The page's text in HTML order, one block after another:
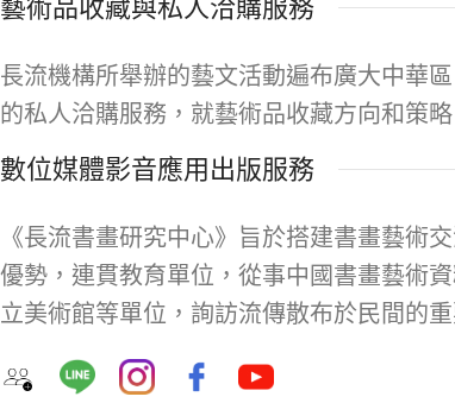
藝術品收藏與私人洽購服務
長流機構所舉辦的藝文活動遍布廣大中華
的私人洽購服務，就藝術品收藏方向和策
數位媒體影音應用出版服務
《長流書畫研究中心》旨於搭建書畫藝術
優勢，連貫教育單位，從事中國書畫藝術
立美術館等單位，詢訪流傳散布於民間的